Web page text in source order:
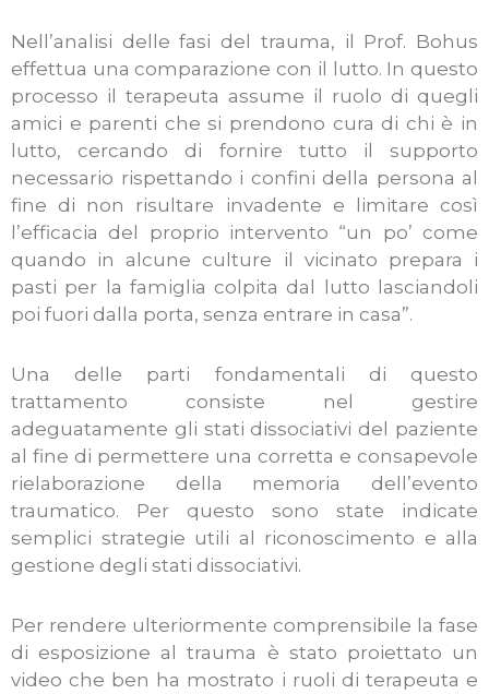
Nell’analisi delle fasi del trauma, il Prof. Bohus
effettua una comparazione con il lutto. In questo
processo il terapeuta assume il ruolo di quegli
amici e parenti che si prendono cura di chi è in
lutto, cercando di fornire tutto il supporto
necessario rispettando i confini della persona al
fine di non risultare invadente e limitare così
l’efficacia del proprio intervento “un po’ come
quando in alcune culture il vicinato prepara i
pasti per la famiglia colpita dal lutto lasciandoli
poi fuori dalla porta, senza entrare in casa”.
Una delle parti fondamentali di questo
trattamento consiste nel gestire
adeguatamente gli stati dissociativi del paziente
al fine di permettere una corretta e consapevole
rielaborazione della memoria dell’evento
traumatico. Per questo sono state indicate
semplici strategie utili al riconoscimento e alla
gestione degli stati dissociativi.
Per rendere ulteriormente comprensibile la fase
di esposizione al trauma è stato proiettato un
video che ben ha mostrato i ruoli di terapeuta e